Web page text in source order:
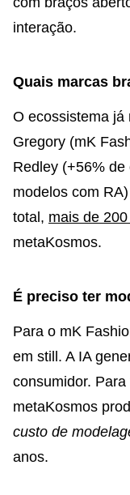
interação.
Quais marcas
O ecossistema já
Gregory (mK
Redley (+56%
modelos com
total, mais de
metaKosmos.
É preciso ter
Para o mK
em still. A IA
consumidor.
metaKosmos
custo de
anos.